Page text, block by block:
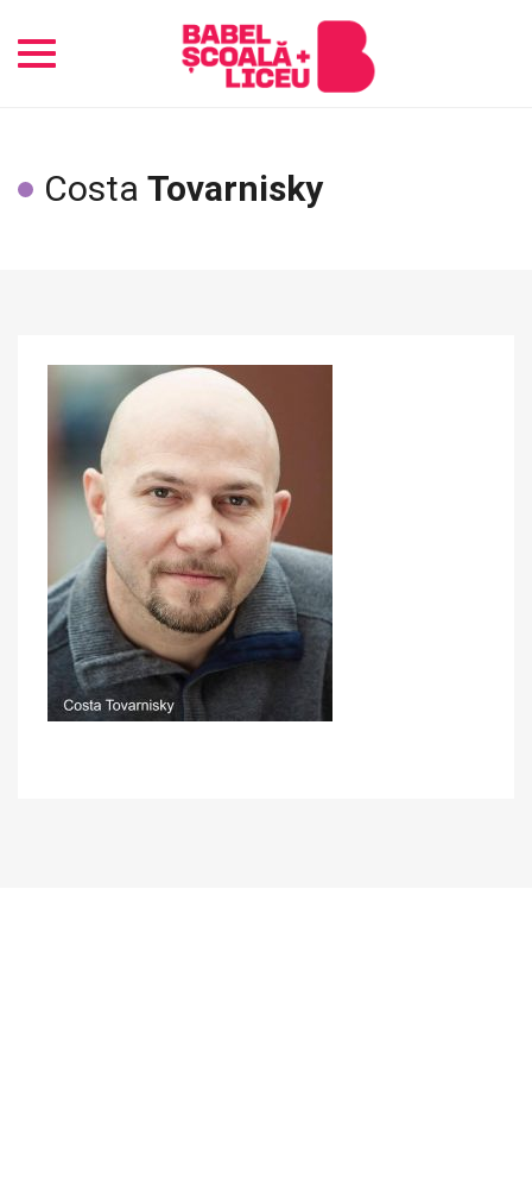
Toggle
Costa Tovarnisky